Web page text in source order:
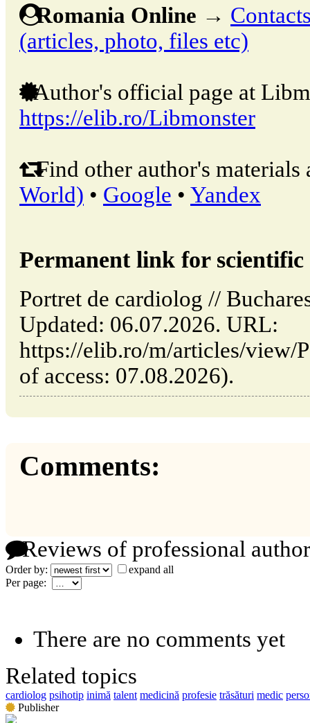
Romania Online →
(articles, photo, files etc)
Author's official page at
https://elib.ro/Libmonster
Find other author's materials
World) • Google • Yandex
Permanent link for
Portret de cardiolog //
Updated: 06.07.2026. URL:
https://elib.ro/m/articles/view/
of access: 07.08.2026).
Comments:
Reviews of professional
Order by:
expand all
Per page:
There are no comments yet
Related topics
cardiolog psihotip inimă talent medicină profesie trăsături medic
Publisher